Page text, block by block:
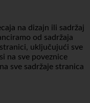
sve sadržaje stranica
na dizajn ili sadržaj
od sadržaja
uključujući sve
na sve poveznice
sve sadržaje stranica